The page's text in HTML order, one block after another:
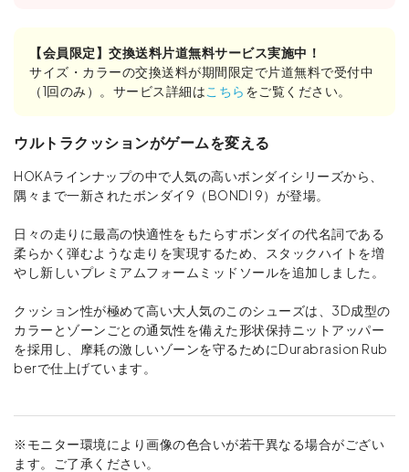
【会員限定】交換送料片道無料サービス実施中！
サイズ・カラーの交換送料が期間限定で片道無料で受付中
（1回のみ）。サービス詳細はこちら をご覧ください。
ウルトラクッションがゲームを変える
HOKAラインナップの中で人気の高いボンダイシリーズから、
隅々まで一新されたボンダイ9（BONDI 9）が登場。
日々の走りに最高の快適性をもたらすボンダイの代名詞である
柔らかく弾むような走りを実現するため、スタックハイトを増
やし新しいプレミアムフォームミッドソールを追加しました。
クッション性が極めて高い大人気のこのシューズは、3D成型の
カラーとゾーンごとの通気性を備えた形状保持ニットアッパー
を採用し、摩耗の激しいゾーンを守るためにDurabrasion Rub
berで仕上げています。
※モニター環境により画像の色合いが若干異なる場合がござい
ます。ご了承ください。